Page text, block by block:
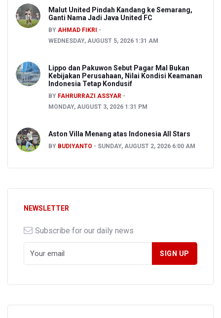
Malut United Pindah Kandang ke Semarang,
Ganti Nama Jadi Java United FC
BY AHMAD FIKRI
WEDNESDAY, AUGUST 5, 2026 1:31 AM
Lippo dan Pakuwon Sebut Pagar Mal Bukan
Kebijakan Perusahaan, Nilai Kondisi Keamanan
Indonesia Tetap Kondusif
BY FAHRURRAZI ASSYAR
MONDAY, AUGUST 3, 2026 1:31 PM
Aston Villa Menang atas Indonesia All Stars
BY BUDIYANTO SUNDAY, AUGUST 2, 2026 6:00 AM
NEWSLETTER
Subscribe for our daily news